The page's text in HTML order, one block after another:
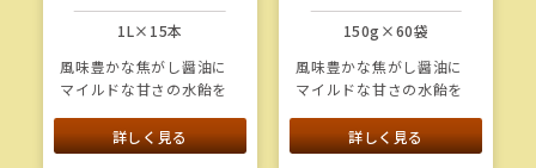
1L×15本
風味豊かな焦がし醤油に
マイルドな甘さの水飴を
アクセントをつけた甘辛
いソースです。
詳しく見る
150g×60袋
風味豊かな焦がし醤油に
マイルドな甘さの水飴を
アクセントをつけた甘辛
いソースです。
詳しく見る